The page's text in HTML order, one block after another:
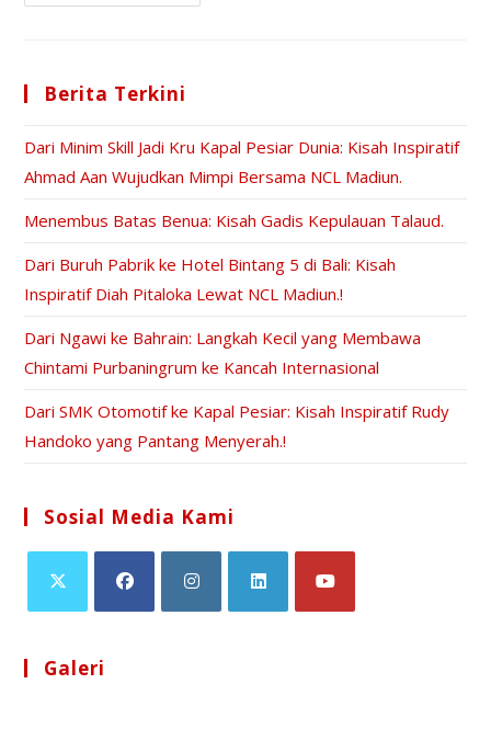
Berita Terkini
Dari Minim Skill Jadi Kru Kapal Pesiar Dunia: Kisah Inspiratif
Ahmad Aan Wujudkan Mimpi Bersama NCL Madiun.
Menembus Batas Benua: Kisah Gadis Kepulauan Talaud.
Dari Buruh Pabrik ke Hotel Bintang 5 di Bali: Kisah
Inspiratif Diah Pitaloka Lewat NCL Madiun.!
Dari Ngawi ke Bahrain: Langkah Kecil yang Membawa
Chintami Purbaningrum ke Kancah Internasional
Dari SMK Otomotif ke Kapal Pesiar: Kisah Inspiratif Rudy
Handoko yang Pantang Menyerah.!
Sosial Media Kami
Galeri